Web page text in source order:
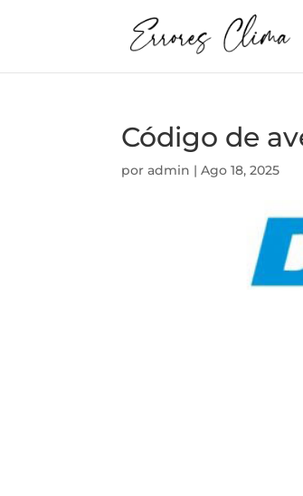
Código de
poradmin |Ago 18, 2025